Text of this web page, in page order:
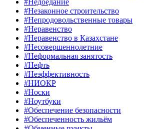
#Незаконное строительство
#Непродовольственные товары
#Неравенство
#Неравенство в Казахстане
#Несовершеннолетние
#Неформальная занятость
#Нефть
#Неэффективность
#НИОКР
#Носки
#Ноутбуки
#Обеспечение безопасности
#Обеспеченность жильём